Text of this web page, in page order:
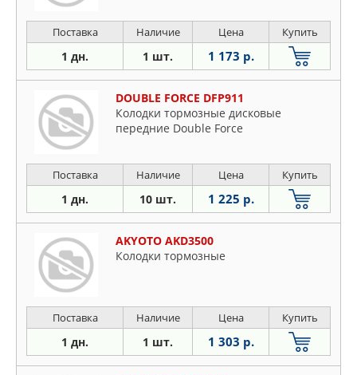
Поставка Наличие Цена Купить
1 дн. 1 шт. 1 173 р.
DOUBLE FORCE DFP911
Колодки тормозные дисковые
передние Double Force
Поставка Наличие Цена Купить
1 дн. 10 шт. 1 225 р.
AKYOTO AKD3500
Колодки тормозные
Поставка Наличие Цена Купить
1 дн. 1 шт. 1 303 р.